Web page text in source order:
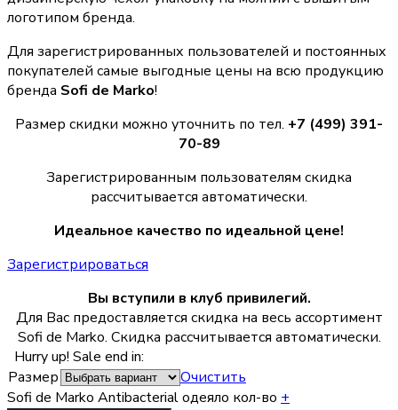
логотипом бренда.
Для зарегистрированных пользователей и постоянных
покупателей самые выгодные цены на всю продукцию
бренда Sofi de Marko!
Размер скидки можно уточнить по тел. +7 (499) 391-
70-89
Зарегистрированным пользователям скидка
рассчитывается автоматически.
Идеальное качество по идеальной цене!
Зарегистрироваться
Вы вступили в клуб привилегий.
Для Вас предоставляется скидка на весь ассортимент
Sofi de Marko. Скидка рассчитывается автоматически.
Hurry up! Sale end in:
Размер
Очистить
Sofi de Marko Antibacterial одеяло кол-во +